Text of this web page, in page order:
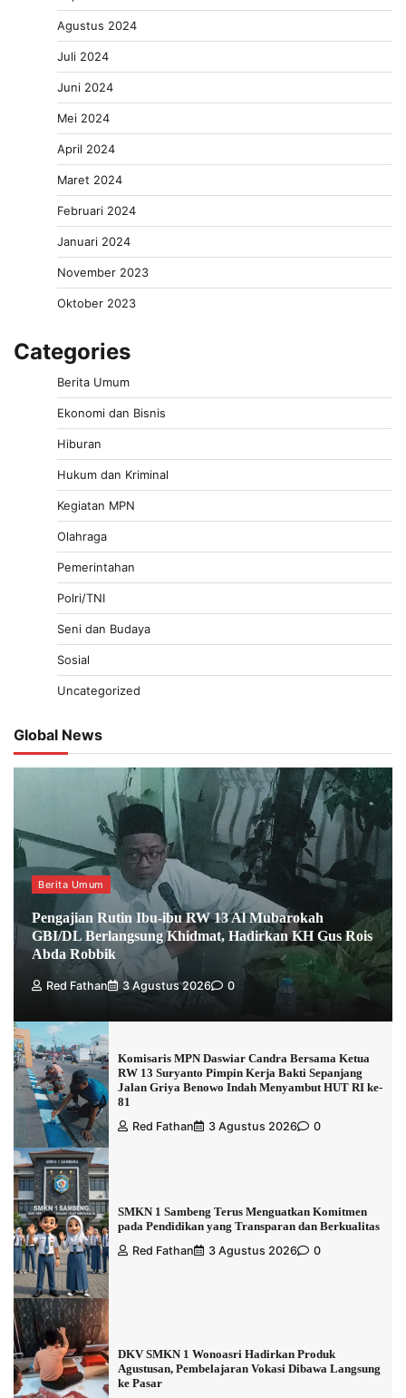
Agustus 2024
Juli 2024
Juni 2024
Mei 2024
April 2024
Maret 2024
Februari 2024
Januari 2024
November 2023
Oktober 2023
Categories
Berita Umum
Ekonomi dan Bisnis
Hiburan
Hukum dan Kriminal
Kegiatan MPN
Olahraga
Pemerintahan
Polri/TNI
Seni dan Budaya
Sosial
Uncategorized
Global News
Berita Umum
Pengajian Rutin Ibu-ibu RW 13 Al Mubarokah
GBI/DL Berlangsung Khidmat, Hadirkan KH Gus Rois
Abda Robbik
Red Fathan 3 Agustus 2026 0
Komisaris MPN Daswiar Candra Bersama Ketua
RW 13 Suryanto Pimpin Kerja Bakti Sepanjang
Jalan Griya Benowo Indah Menyambut HUT RI ke-
81
Red Fathan
3 Agustus 2026 0
SMKN 1 Sambeng Terus Menguatkan Komitmen
pada Pendidikan yang Transparan dan Berkualitas
Red Fathan
3 Agustus 2026 0
DKV SMKN 1 Wonoasri Hadirkan Produk
Agustusan, Pembelajaran Vokasi Dibawa Langsung
ke Pasar